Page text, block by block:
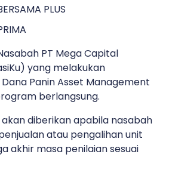
PLUS
PT Mega Capital
yang melakukan
Panin Asset Management
berlangsung.
diberikan apabila nasabah
atau pengalihan unit
akhir masa penilaian sesuai